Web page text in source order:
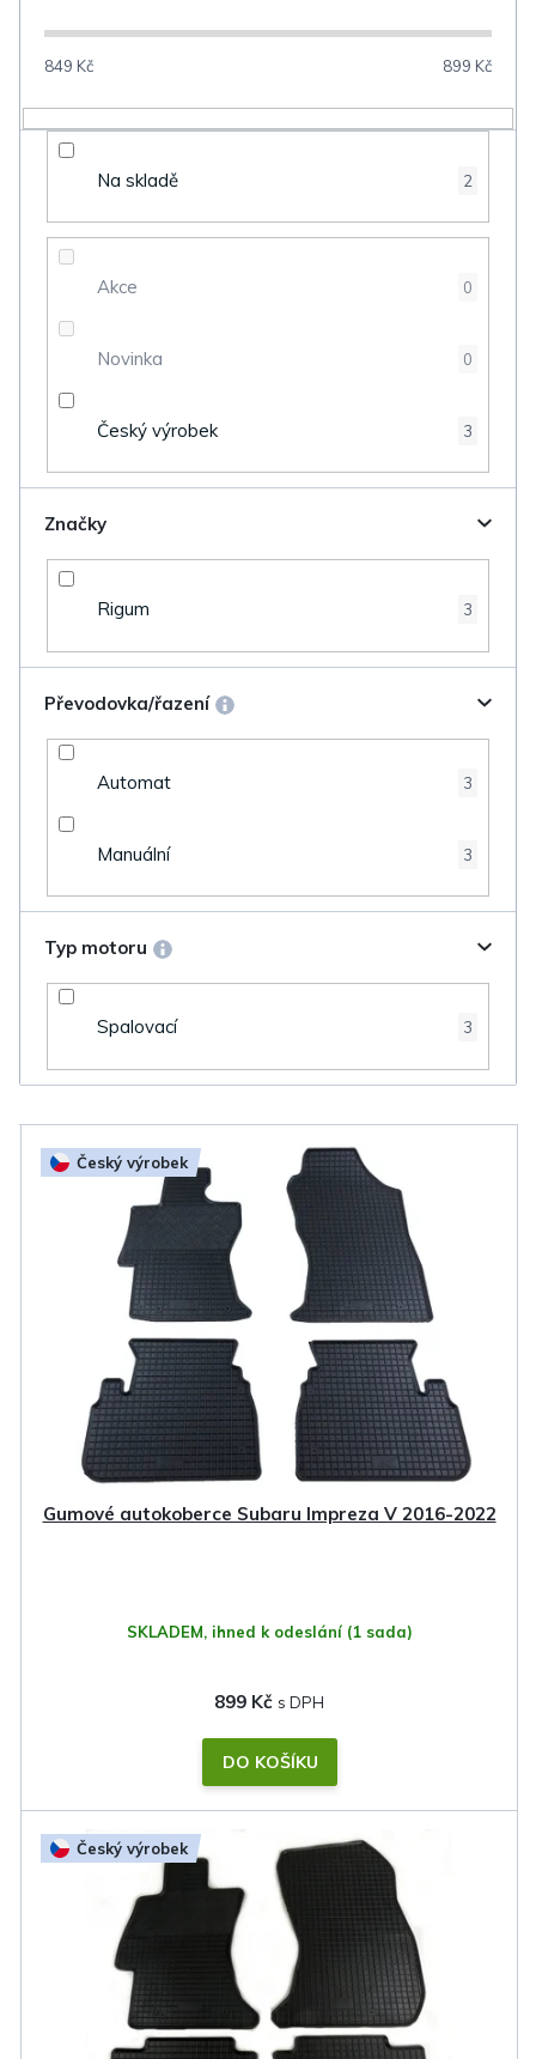
o
849 Kč 899 Kč
Na skladě 2
Akce 0
Novinka 0
Český výrobek 3
Značky
Rigum 3
Převodovka/řazení
Automat 3
Manuální 3
Typ motoru
Spalovací 3
Český výrobek
Gumové autokoberce Subaru Impreza V 2016-2022
SKLADEM, ihned k odeslání (1 sada)
899 Kč
DO KOŠÍKU
Český výrobek